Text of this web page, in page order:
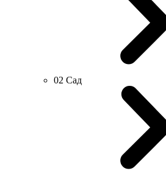
02 Сад